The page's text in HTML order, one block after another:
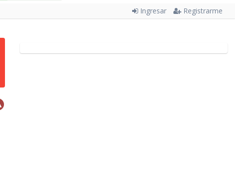
Ingresar Registrarme